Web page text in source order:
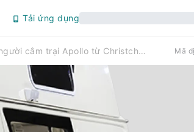
Tải ứng dụng
Trải nghiệm người cắm trại Apollo từ Christchurch | Tân Tây Lan Mã